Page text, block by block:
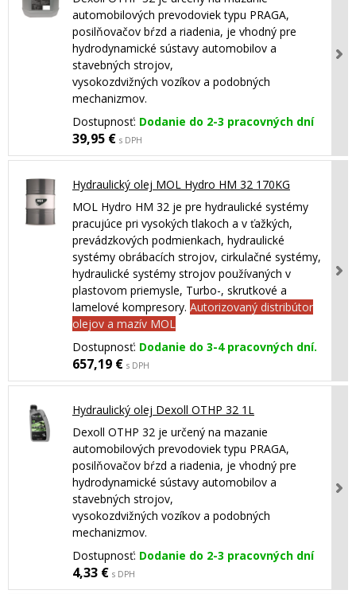
automobilových prevodoviek typu PRAGA,
posilňovačov bŕzd a riadenia, je vhodný pre
hydrodynamické sústavy automobilov a
stavebných strojov,
vysokozdvižných vozíkov a podobných
mechanizmov.
Dostupnosť: Dodanie do 2-3 pracovných dní
39,95 € s DPH
Hydraulický olej MOL Hydro HM 32 170KG
MOL Hydro HM 32 je pre hydraulické systémy
pracujúce pri vysokých tlakoch a v ťažkých,
prevádzkových podmienkach, hydraulické
systémy obrábacích strojov, cirkulačné systémy,
hydraulické systémy strojov používaných v
plastovom priemysle, Turbo-, skrutkové a
lamelové kompresory. Autorizovaný distribútor
olejov a mazív MOL
Dostupnosť: Dodanie do 3-4 pracovných dní.
657,19 € s DPH
Hydraulický olej Dexoll OTHP 32 1L
Dexoll OTHP 32 je určený na mazanie
automobilových prevodoviek typu PRAGA,
posilňovačov bŕzd a riadenia, je vhodný pre
hydrodynamické sústavy automobilov a
stavebných strojov,
vysokozdvižných vozíkov a podobných
mechanizmov.
Dostupnosť: Dodanie do 2-3 pracovných dní
4,33 € s DPH